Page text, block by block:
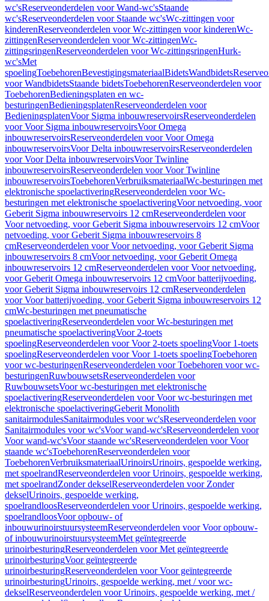
wc'sReserveonderdelen voor Wand-wc'sStaande
wc'sReserveonderdelen voor Staande wc'sWc-zittingen voor
kinderenReserveonderdelen voor Wc-zittingen voor kinderenWc-
zittingenReserveonderdelen voor Wc-zittingenWc-
zittingsringenReserveonderdelen voor Wc-zittingsringenHurk-
wc'sMet
spoelingToebehorenBevestigingsmateriaalBidetsWandbidets
voor WandbidetsStaande bidetsToebehorenReserveonderdelen voor
ToebehorenBedieningsplaten en wc-
besturingenBedieningsplatenReserveonderdelen voor
BedieningsplatenVoor Sigma inbouwreservoirsReserveonderdelen
voor Voor Sigma inbouwreservoirsVoor Omega
inbouwreservoirsReserveonderdelen voor Voor Omega
inbouwreservoirsVoor Delta inbouwreservoirsReserveonderdelen
voor Voor Delta inbouwreservoirsVoor Twinline
inbouwreservoirsReserveonderdelen voor Voor Twinline
inbouwreservoirsToebehorenVerbruiksmateriaalWc-besturingen met
elektronische spoelactiveringReserveonderdelen voor Wc-
besturingen met elektronische spoelactiveringVoor netvoeding, voor
Geberit Sigma inbouwreservoirs 12 cmReserveonderdelen voor
Voor netvoeding, voor Geberit Sigma inbouwreservoirs 12 cmVoor
netvoeding, voor Geberit Sigma inbouwreservoirs 8
cmReserveonderdelen voor Voor netvoeding, voor Geberit Sigma
inbouwreservoirs 8 cmVoor netvoeding, voor Geberit Omega
inbouwreservoirs 12 cmReserveonderdelen voor Voor netvoeding,
voor Geberit Omega inbouwreservoirs 12 cmVoor batterijvoeding,
voor Geberit Sigma inbouwreservoirs 12 cmReserveonderdelen
voor Voor batterijvoeding, voor Geberit Sigma inbouwreservoirs 12
cmWc-besturingen met pneumatische
spoelactiveringReserveonderdelen voor Wc-besturingen met
pneumatische spoelactiveringVoor 2-toets
spoelingReserveonderdelen voor Voor 2-toets spoelingVoor 1-toets
spoelingReserveonderdelen voor Voor 1-toets spoelingToebehoren
voor wc-besturingenReserveonderdelen voor Toebehoren voor wc-
besturingenRuwbouwsetsReserveonderdelen voor
RuwbouwsetsVoor wc-besturingen met elektronische
spoelactiveringReserveonderdelen voor Voor wc-besturingen met
elektronische spoelactiveringGeberit Monolith
sanitairmodulesSanitairmodules voor wc'sReserveonderdelen voor
Sanitairmodules voor wc'sVoor wand-wc'sReserveonderdelen voor
Voor wand-wc'sVoor staande wc'sReserveonderdelen voor Voor
staande wc'sToebehorenReserveonderdelen voor
ToebehorenVerbruiksmateriaalUrinoirsUrinoirs, gespoelde werking,
met spoelrandReserveonderdelen voor Urinoirs, gespoelde werking,
met spoelrandZonder dekselReserveonderdelen voor Zonder
dekselUrinoirs, gespoelde werking,
spoelrandloosReserveonderdelen voor Urinoirs, gespoelde werking,
spoelrandloosVoor opbouw- of
inbouwurinoirstuursysteemReserveonderdelen voor Voor opbouw-
of inbouwurinoirstuursysteemMet geïntegreerde
urinoirbesturingReserveonderdelen voor Met geïntegreerde
urinoirbesturingVoor geïntegreerde
urinoirbesturingReserveonderdelen voor Voor geïntegreerde
urinoirbesturingUrinoirs, gespoelde werking, met / voor wc-
dekselReserveonderdelen voor Urinoirs, gespoelde werking, met /